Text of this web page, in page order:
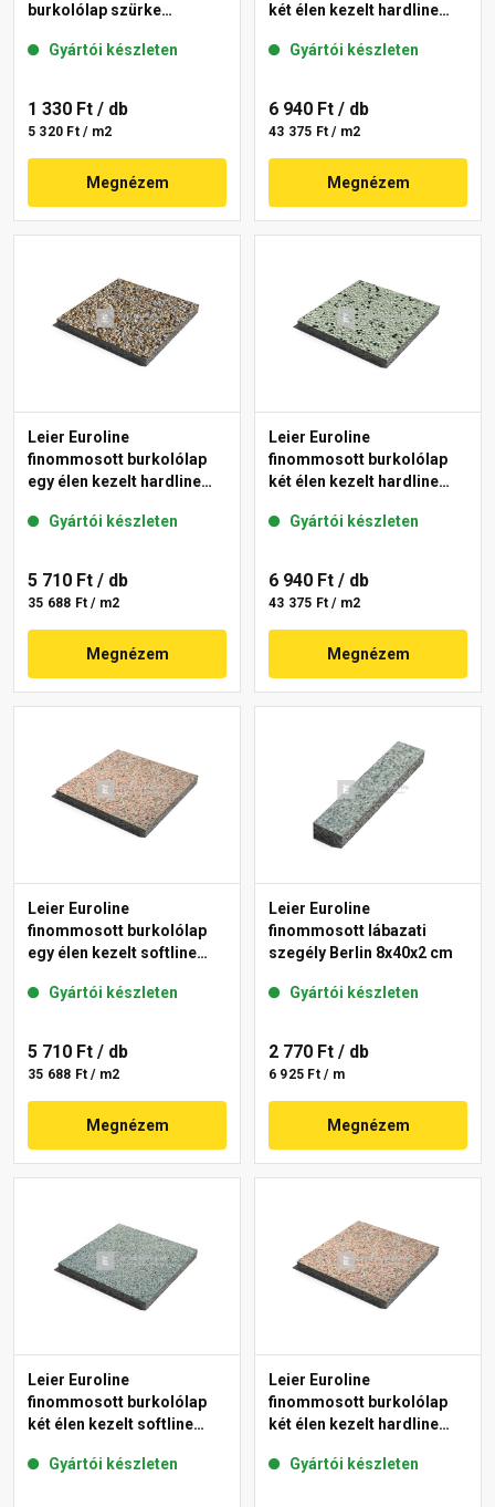
burkolólap szürke
Gyártói készleten
1 330 Ft / db
5 320 Ft / m2
Megnézem
két élen kezelt hardline
Gyártói készleten
6 940 Ft / db
43 375 Ft / m2
Megnézem
Leier Euroline
finommosott burkolólap
egy élen kezelt hardline
Gyártói készleten
5 710 Ft / db
35 688 Ft / m2
Megnézem
Leier Euroline
finommosott burkolólap
két élen kezelt hardline
Gyártói készleten
6 940 Ft / db
43 375 Ft / m2
Megnézem
Leier Euroline
finommosott burkolólap
egy élen kezelt softline
Gyártói készleten
5 710 Ft / db
35 688 Ft / m2
Megnézem
Leier Euroline
finommosott lábazati
szegély Berlin 8x40x2 cm
Gyártói készleten
2 770 Ft / db
6 925 Ft / m
Megnézem
Leier Euroline
finommosott burkolólap
két élen kezelt softline
Gyártói készleten
Leier Euroline
finommosott burkolólap
két élen kezelt hardline
Gyártói készleten